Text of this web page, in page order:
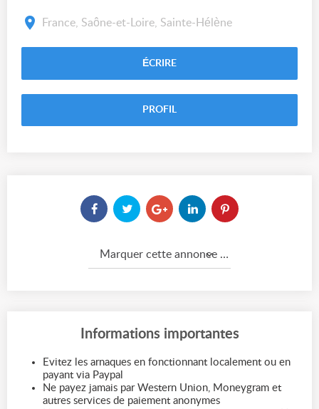
France, Saône-et-Loire, Sainte-Hélène
ÉCRIRE
PROFIL
Marquer cette annonce comme...
Informations importantes
Evitez les arnaques en fonctionnant localement ou en
payant via Paypal
Ne payez jamais par Western Union, Moneygram et
autres services de paiement anonymes